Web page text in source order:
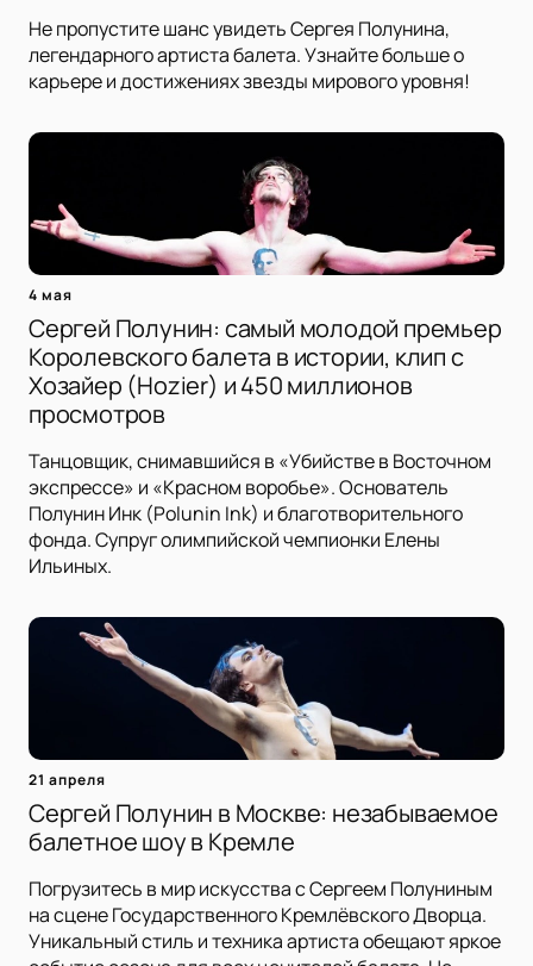
Не пропустите шанс увидеть Сергея Полунина,
легендарного артиста балета. Узнайте больше о
карьере и достижениях звезды мирового уровня!
4 мая
Сергей Полунин: самый молодой премьер
Королевского балета в истории, клип с
Хозайер (Hozier) и 450 миллионов
просмотров
Танцовщик, снимавшийся в «Убийстве в Восточном
экспрессе» и «Красном воробье». Основатель
Полунин Инк (Polunin Ink) и благотворительного
фонда. Супруг олимпийской чемпионки Елены
Ильиных.
21 апреля
Сергей Полунин в Москве: незабываемое
балетное шоу в Кремле
Погрузитесь в мир искусства с Сергеем Полуниным
на сцене Государственного Кремлёвского Дворца.
Уникальный стиль и техника артиста обещают яркое